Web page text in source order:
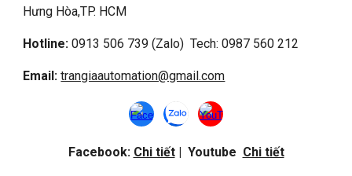
Hưng Hòa,TP. HCM
Hotline: 0913 506 739 (Zalo) Tech: 0987 560 212
Email:trangiaautomation@gmail.com
Facebook: Chi tiết| Youtube Chi tiết